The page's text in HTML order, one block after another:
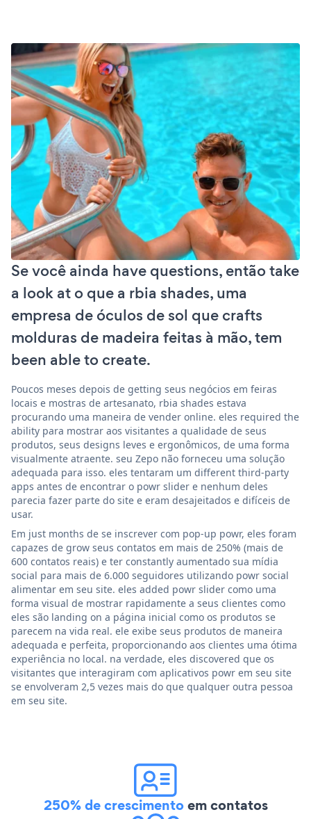
Se você ainda have questions, então take
a look at o que a rbia shades, uma
empresa de óculos de sol que crafts
molduras de madeira feitas à mão, tem
been able to create.
Poucos meses depois de getting seus negócios em feiras
locais e mostras de artesanato, rbia shades estava
procurando uma maneira de vender online. eles required the
ability para mostrar aos visitantes a qualidade de seus
produtos, seus designs leves e ergonômicos, de uma forma
visualmente atraente. seu Zepo não forneceu uma solução
adequada para isso. eles tentaram um different third-party
apps antes de encontrar o powr slider e nenhum deles
parecia fazer parte do site e eram desajeitados e difíceis de
usar.
Em just months de se inscrever com pop-up powr, eles foram
capazes de grow seus contatos em mais de 250% (mais de
600 contatos reais) e ter constantly aumentado sua mídia
social para mais de 6.000 seguidores utilizando powr social
alimentar em seu site. eles added powr slider como uma
forma visual de mostrar rapidamente a seus clientes como
eles são landing on a página inicial como os produtos se
parecem na vida real. ele exibe seus produtos de maneira
adequada e perfeita, proporcionando aos clientes uma ótima
experiência no local. na verdade, eles discovered que os
visitantes que interagiram com aplicativos powr em seu site
se envolveram 2,5 vezes mais do que qualquer outra pessoa
em seu site.
250% de crescimentoem contatos